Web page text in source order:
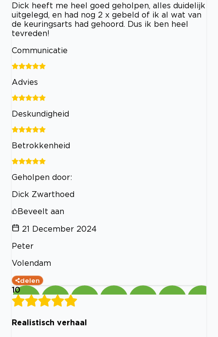
Dick heeft me heel goed geholpen, alles duidelijk
uitgelegd, en had nog 2 x gebeld of ik al wat van
de keuringsarts had gehoord. Dus ik ben heel
tevreden!
Communicatie
Advies
Deskundigheid
Betrokkenheid
Geholpen door:
Dick Zwarthoed
Beveelt aan
21 December 2024
Peter
Volendam
delen
10
Realistisch verhaal